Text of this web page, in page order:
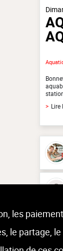
> Lire
les
le partage,